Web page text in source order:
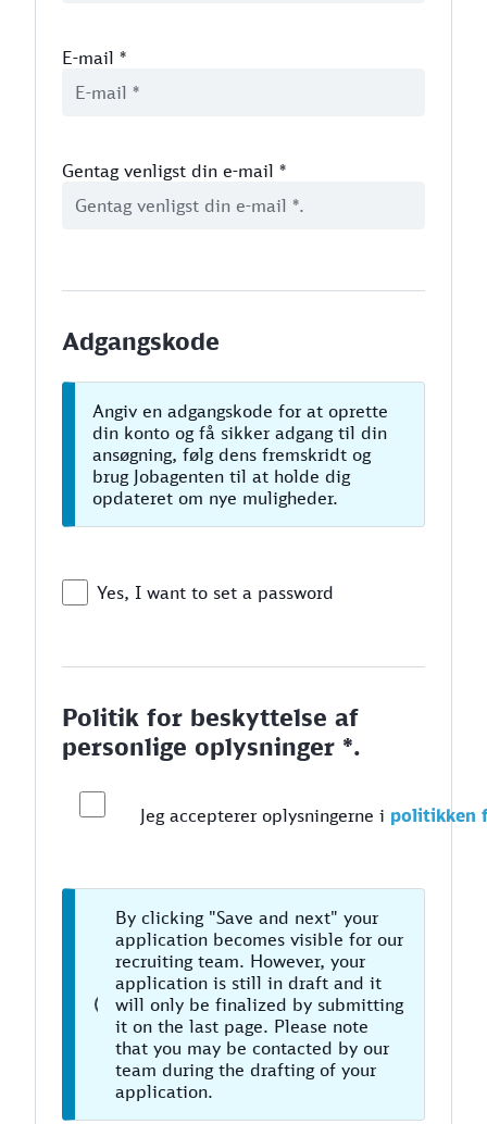
E-mail *
Gentag venligst din e-mail *
Adgangskode
Angiv en adgangskode for at oprette
din konto og få sikker adgang til din
ansøgning, følg dens fremskridt og
brug Jobagenten til at holde dig
opdateret om nye muligheder.
Yes, I want to set a password
Politik for beskyttelse af
personlige oplysninger *.
Jeg accepterer oplysningerne i politikken
By clicking "Save and next" your
application becomes visible for our
recruiting team. However, your
application is still in draft and it
will only be finalized by submitting
it on the last page. Please note
that you may be contacted by our
team during the drafting of your
application.